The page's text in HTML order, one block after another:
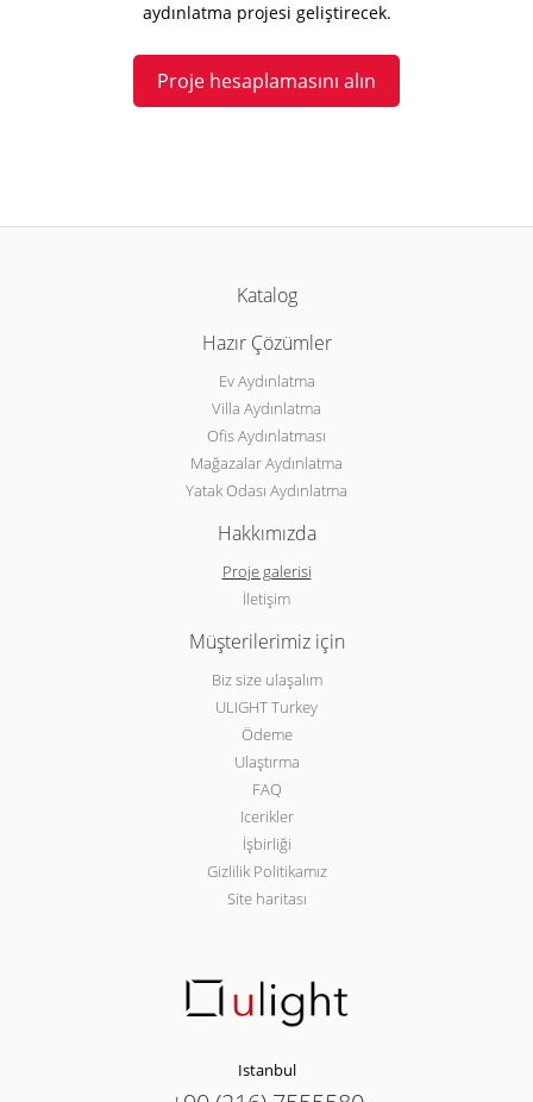
aydınlatma projesi geliştirecek.
Proje hesaplamasını alın
Katalog
Hazır Çözümler
Ev Aydınlatma
Villa Aydınlatma
Ofis Aydınlatması
Mağazalar Aydınlatma
Yatak Odası Aydınlatma
Hakkımızda
Proje galerisi
İletişim
Müşterilerimiz için
Biz size ulaşalım
ULIGHT Turkey
Ödeme
Ulaştırma
FAQ
Icerikler
İşbirliği
Gizlilik Politikamız
Site haritası
Istanbul